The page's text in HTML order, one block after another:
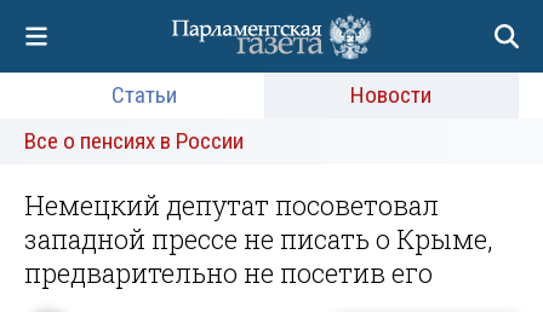
Статьи
Новости
Все о пенсиях в России
Немецкий депутат посоветовал
западной прессе не писать о Крыме,
предварительно не посетив его